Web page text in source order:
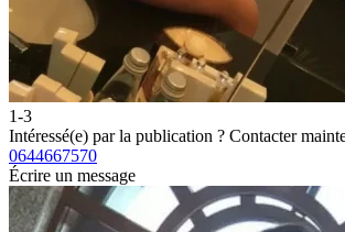
1-3
Intéressé(e) par la publication ? Contacter
0644667570
Écrire un message